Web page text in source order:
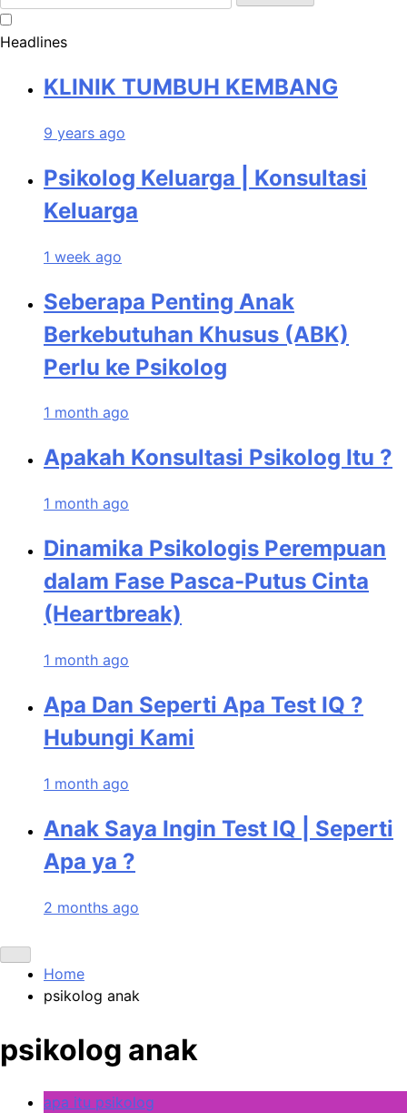
for:
Headlines
KLINIK TUMBUH KEMBANG
9 years ago
Psikolog Keluarga | Konsultasi
Keluarga
1 week ago
Seberapa Penting Anak
Berkebutuhan Khusus (ABK)
Perlu ke Psikolog
1 month ago
Apakah Konsultasi Psikolog Itu ?
1 month ago
Dinamika Psikologis Perempuan
dalam Fase Pasca-Putus Cinta
(Heartbreak)
1 month ago
Apa Dan Seperti Apa Test IQ ?
Hubungi Kami
1 month ago
Anak Saya Ingin Test IQ | Seperti
Apa ya ?
2 months ago
Home
psikolog anak
psikolog anak
apa itu psikolog